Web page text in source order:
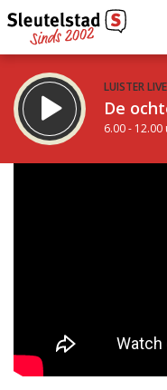
LUISTER
De
6.00 - 12.00